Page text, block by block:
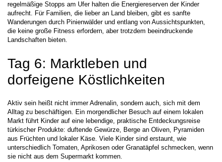
regelmäßige Stopps am Ufer halten die Energiereserven der Kinder
aufrecht. Für Familien, die lieber an Land bleiben, gibt es sanfte
Wanderungen durch Pinienwälder und entlang von Aussichtspunkten,
die keine große Fitness erfordern, aber trotzdem beeindruckende
Landschaften bieten.
Tag 6: Marktleben und
dorfeigene Köstlichkeiten
Aktiv sein heißt nicht immer Adrenalin, sondern auch, sich mit dem
Alltag zu beschäftigen. Ein morgendlicher Besuch auf einem lokalen
Markt führt Kinder auf eine lebendige, praktische Entdeckungsreise
türkischer Produkte: duftende Gewürze, Berge an Oliven, Pyramiden
aus Früchten und lokaler Käse. Viele Kinder sind erstaunt, wie
unterschiedlich Tomaten, Aprikosen oder Granatäpfel schmecken, wenn
sie nicht aus dem Supermarkt kommen.